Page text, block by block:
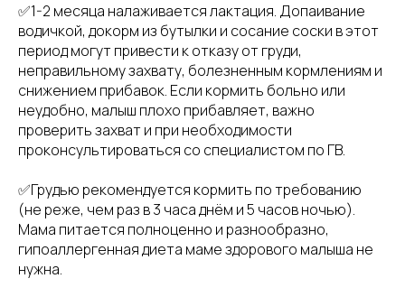
✅1-2 месяца налаживается лактация. Допаивание
водичкой, докорм из бутылки и сосание соски в этот
период могут привести к отказу от груди,
неправильному захвату, болезненным кормлениям и
снижением прибавок. Если кормить больно или
неудобно, малыш плохо прибавляет, важно
проверить захват и при необходимости
проконсультироваться со специалистом по ГВ.
✅Грудью рекомендуется кормить по требованию
(не реже, чем раз в 3 часа днём и 5 часов ночью).
Мама питается полноценно и разнообразно,
гипоаллергенная диета маме здорового малыша не
нужна.